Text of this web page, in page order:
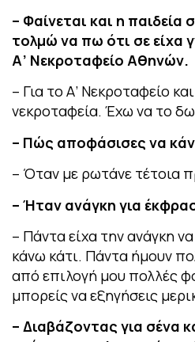
– Φαίνεται και η
τολμώ να πω ότι σε είχα
Α’ Νεκροταφείο Αθηνών.
– Για το Α’ Νεκροταφείο
νεκροταφεία. Έχω να το
– Πώς αποφάσισες να
– Όταν με ρωτάνε τέτοια
– Ήταν ανάγκη για
– Πάντα είχα την ανάγκη
κάνω κάτι. Πάντα ήμουν
από επιλογή μου πολλές
μπορείς να εξηγήσεις
– Διαβάζοντας για σένα